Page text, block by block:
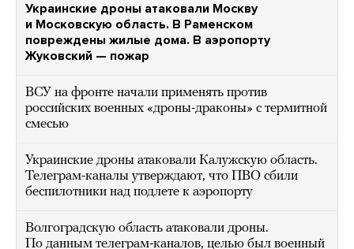
Украинские дроны атаковали Москву
и Московскую область. В Раменском
повреждены жилые дома. В аэропорту
Жуковский — пожар
ВСУ на фронте начали применять против
российских военных «дроны-драконы» с термитной
смесью
Украинские дроны атаковали Калужскую область.
Телеграм-каналы утверждают, что ПВО сбили
беспилотники над подлете к аэропорту
Волгоградскую область атаковали дроны.
По данным телеграм-каналов, целью был военный